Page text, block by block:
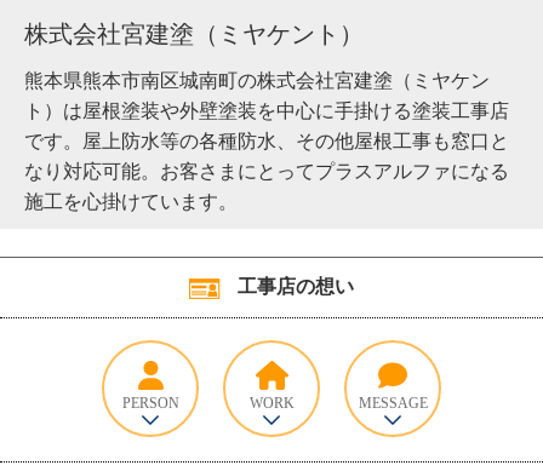
株式会社宮建塗（ミヤケント）
熊本県熊本市南区城南町の株式会社宮建塗（ミヤケン
ト）は屋根塗装や外壁塗装を中心に手掛ける塗装工事店
です。屋上防水等の各種防水、その他屋根工事も窓口と
なり対応可能。お客さまにとってプラスアルファになる
施工を心掛けています。
工事店の想い
PERSON WORK MESSAGE